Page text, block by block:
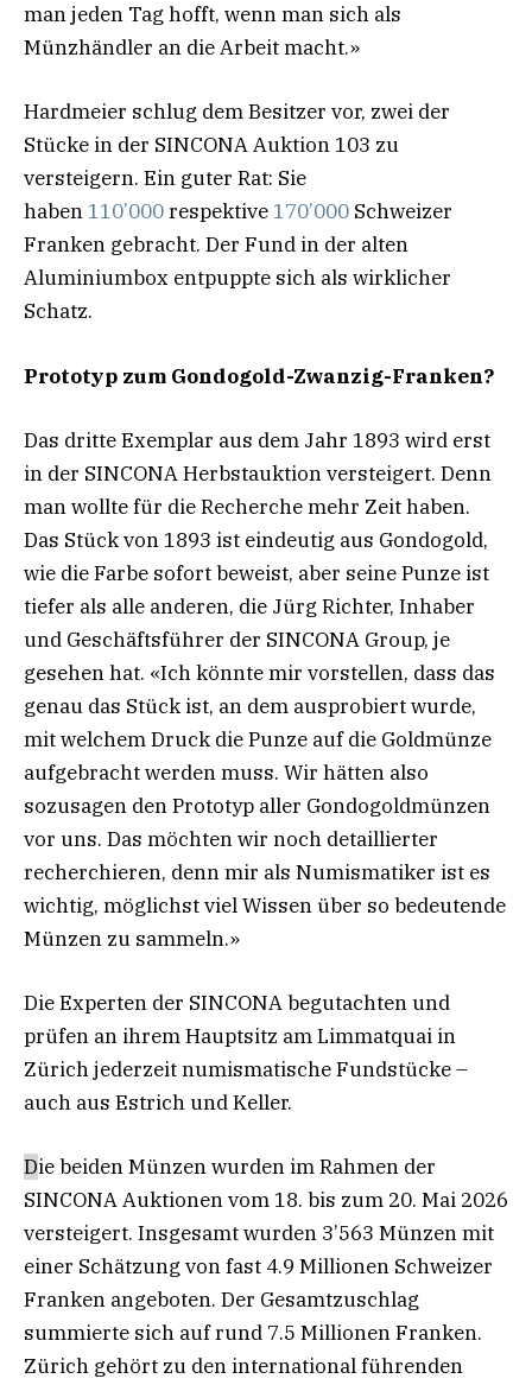
man jeden Tag hofft, wenn man sich als
Münzhändler an die Arbeit macht.»
Hardmeier schlug dem Besitzer vor, zwei der
Stücke in der SINCONA Auktion 103 zu
versteigern. Ein guter Rat: Sie
haben 110’000respektive 170’000 Schweizer
Franken gebracht. Der Fund in der alten
Aluminiumbox entpuppte sich als wirklicher
Schatz.
Prototyp zum Gondogold-Zwanzig-Franken?
Das dritte Exemplar aus dem Jahr 1893 wird erst
in der SINCONA Herbstauktion versteigert. Denn
man wollte für die Recherche mehr Zeit haben.
Das Stück von 1893 ist eindeutig aus Gondogold,
wie die Farbe sofort beweist, aber seine Punze ist
tiefer als alle anderen, die Jürg Richter, Inhaber
und Geschäftsführer der SINCONA Group, je
gesehen hat. «Ich könnte mir vorstellen, dass das
genau das Stück ist, an dem ausprobiert wurde,
mit welchem Druck die Punze auf die Goldmünze
aufgebracht werden muss. Wir hätten also
sozusagen den Prototyp aller Gondogoldmünzen
vor uns. Das möchten wir noch detaillierter
recherchieren, denn mir als Numismatiker ist es
wichtig, möglichst viel Wissen über so bedeutende
Münzen zu sammeln.»
Die Experten der SINCONA begutachten und
prüfen an ihrem Hauptsitz am Limmatquai in
Zürich jederzeit numismatische Fundstücke –
auch aus Estrich und Keller.
Die beiden Münzen wurden im Rahmen der
SINCONA Auktionen vom 18. bis zum 20. Mai 2026
versteigert. Insgesamt wurden 3’563 Münzen mit
einer Schätzung von fast 4.9 Millionen Schweizer
Franken angeboten. Der Gesamtzuschlag
summierte sich auf rund 7.5 Millionen Franken.
Zürich gehört zu den international führenden